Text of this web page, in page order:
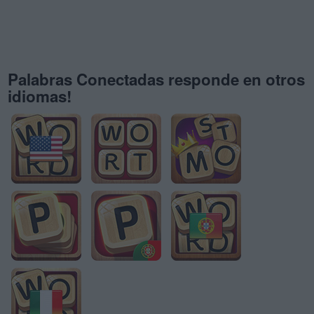
Palabras Conectadas responde en otros
idiomas!